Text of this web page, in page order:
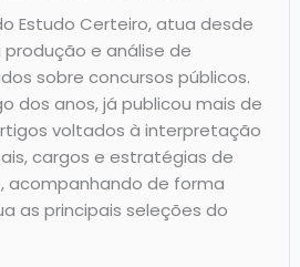
Estudo Certeiro, atua desde
produção e análise de
sobre concursos públicos.
dos anos, já publicou mais de
voltados à interpretação
cargos e estratégias de
acompanhando de forma
as principais seleções do